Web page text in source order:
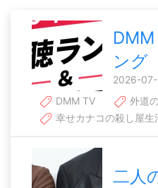
ング
2026-
DMM TV
外道
幸せカナコの殺し屋生
二人